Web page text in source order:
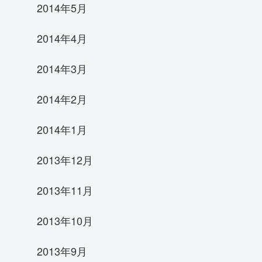
2014年5月
2014年4月
2014年3月
2014年2月
2014年1月
2013年12月
2013年11月
2013年10月
2013年9月